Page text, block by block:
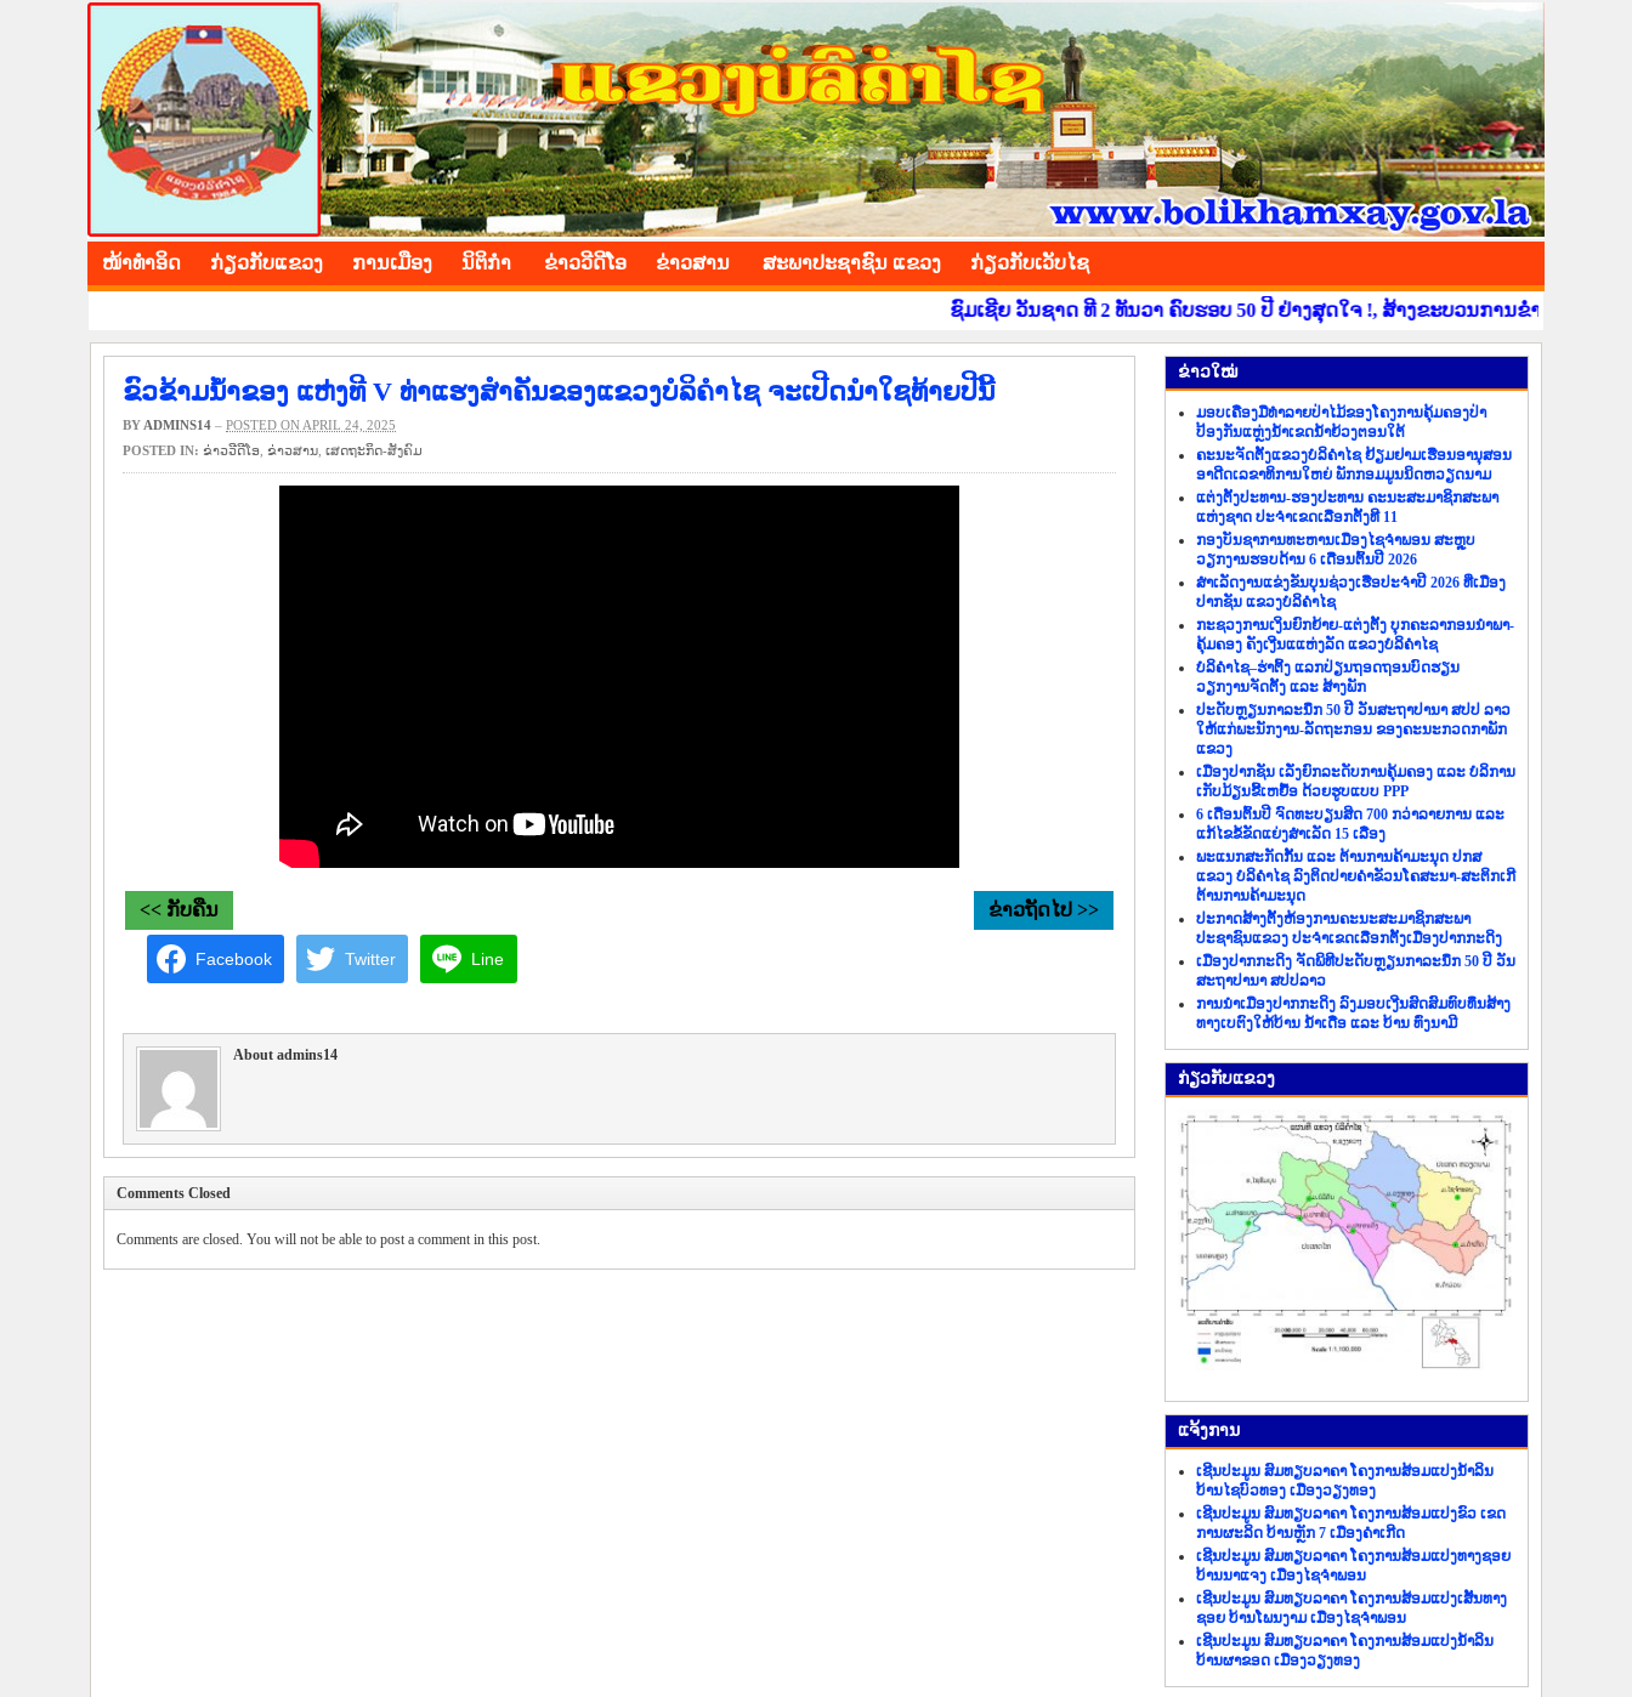
BOLIKHAMXAY PROVINCE
ໜ້າ​ທຳ​ອິດ ​ກ່ຽວ​ກັບ​ແຂວງ ​ການ​ເມືອງ ນິ​ຕິ​ກຳ ຂ່າວ​ວີ​ດີ​ໂອ ​ຂ່າວ​ສານ ສະພາປະຊາຊົນ ແຂວງ ​ກ່ຽວ​ກັບ​ເວັບ​ໄຊ
ຊົມເຊີຍ ວັນຊາດ ທີ 2 ທັນວາ ຄົບຮອບ 50 ປີ ຢ່າງສຸດໃຈ !, ສ້າງຂະບວນການຂໍ່ານັບຮັບຕ້ອນ ວັນສ້
ຂົວຂ້າມນ້ຳຂອງ ແຫ່ງທີ V ທ່າແຮງສຳຄັນຂອງແຂວງບໍລິຄຳໄຊ ຈະເປີດນຳໃຊທ້າຍປີນີ້
BY ADMINS14 – POSTED ON APRIL 24, 2025
POSTED IN: ຂ່າວ​ວີ​ດີ​ໂອ ​ຂ່າວ​ສານ ​ເສດ​ຖະ​ກິດ-ສັງ​ຄົມ
<< ກັບຄືນ ຂ່າວຖັດໄປ >>
Facebook Twitter Line
About admins14
Comments Closed
Comments are closed. You will not be able to post a comment in this post.
​ຂ່າວ​ໃໝ່
ມອບເຄື່ອງມືທຳລາຍປ່າໄມ້ຂອງໂຄງການຄຸ້ມຄອງປ່າ
ປ້ອງກັນແຫຼ່ງນ້ຳເຂດນ້ຳຍ້ວງຕອນໃຕ້
ຄະນະຈັດຕັ້ງແຂວງບໍລິຄຳໄຊ ຢ້ຽມຢາມເຮືອນອານຸສອນ
ອາດີດເລຂາທິການໃຫຍ່ ພັກກອມມູນນິດຫວຽດນາມ
ແຕ່ງຕັ້ງປະທານ-ຮອງປະທານ ຄະນະສະມາຊິກສະພາ
ແຫ່ງຊາດ ປະຈຳເຂດເລືອກຕັ້ງທີ 11
ກອງບັນຊາການທະຫານເມືອງໄຊຈຳພອນ ສະຫຼຸບ
ວຽກງານຮອບດ້ານ 6 ເດືອນຕົ້ນປີ 2026
ສຳເລັດງານແຂ່ງຂັນບຸນຊ່ວງເຮືອປະຈຳປີ 2026 ທີ່ເມືອງ
ປາກຊັນ ແຂວງບໍລິຄຳໄຊ
ກະຊວງການເງິນຍົກຍ້າຍ-ແຕ່ງຕັ້ງ ບຸກຄະລາກອນນຳພາ-
ຄຸ້ມຄອງ ຄັງເງີນແແຫ່ງລັດ ແຂວງບໍລິຄຳໄຊ
ບໍລິຄຳໄຊ–ຮ່າຕິ້ງ ແລກປ່ຽນຖອດຖອນບົດຮຽນ
ວຽກງານຈັດຕັ້ງ ແລະ ສ້າງພັກ
ປະດັບຫຼຽນກາລະນຶກ 50 ປີ ວັນສະຖາປານາ ສປປ ລາວ
ໃຫ້ແກ່ພະນັກງານ-ລັດຖະກອນ ຂອງຄະນະກວດກາພັກ
ແຂວງ
ເມືອງປາກຊັນ ເລັ່ງຍົກລະດັບການຄຸ້ມຄອງ ແລະ ບໍລິການ
ເກັບມ້ຽນຂີ້ເຫຍື້ອ ດ້ວຍຮູບແບບ PPP
6 ເດືອນຕົ້ນປີ ຈົດທະບຽນສິດ 700 ກວ່າລາຍການ ແລະ
ແກ້ໄຂຂໍ້ຂັດແຍ່ງສຳເລັດ 15 ເລື່ອງ
ພະແນກສະກັດກັ້ນ ແລະ ຕ້ານການຄ້າມະນຸດ ປກສ
ແຂວງ ບໍລິຄຳໄຊ ລົງຕິດປາຍຄຳຂັວນໂຄສະນາ-ສະຕິກເກີ
ຕ້ານການຄ້າມະນຸດ
ປະກາດສ້າງຕັ້ງຫ້ອງການຄະນະສະມາຊິກສະພາ
ປະຊາຊົນແຂວງ ປະຈຳເຂດເລືອກຕັ້ງເມືອງປາກກະດິງ
ເມືອງປາກກະດິງ ຈັດພິທີປະດັບຫຼຽນກາລະນຶກ 50 ປີ ວັນ
ສະຖາປານາ ສປປລາວ
ການນຳເມືອງປາກກະດິງ ລົງມອບເງີນສົດສົມທົບທຶນສ້າງ
ທາງເບຕົງໃຫ້ບ້ານ ນ້ຳເດື່ອ ແລະ ບ້ານ ທົ່ງນາມີ
ກ່ຽວ​ກັບ​ແຂວງ
ແຈ້ງ​ການ
ເຊີນປະມູນ ສົມທຽບລາຄາ ໂຄງການສ້ອມແປງນ້ຳລິນ
ບ້ານໄຊບົວທອງ ເມືອງວຽງທອງ
ເຊີນປະມູນ ສົມທຽບລາຄາ ໂຄງການສ້ອມແປງຂົວ ເຂດ
ການຜະລິດ ບ້ານຫຼັກ 7 ເມືອງຄຳເກີດ
ເຊີນປະມູນ ສົມທຽບລາຄາ ໂຄງການສ້ອມແປງທາງຊອຍ
ບ້ານນາແຈງ ເມືອງໄຊຈຳພອນ
ເຊີນປະມູນ ສົມທຽບລາຄາ ໂຄງການສ້ອມແປງເສັ້ນທາງ
ຊອຍ ບ້ານໂພນງາມ ເມືອງໄຊຈຳພອນ
ເຊີນປະມູນ ສົມທຽບລາຄາ ໂຄງການສ້ອມແປງນ້ຳລິນ
ບ້ານຜາຂອດ ເມືອງວຽງທອງ